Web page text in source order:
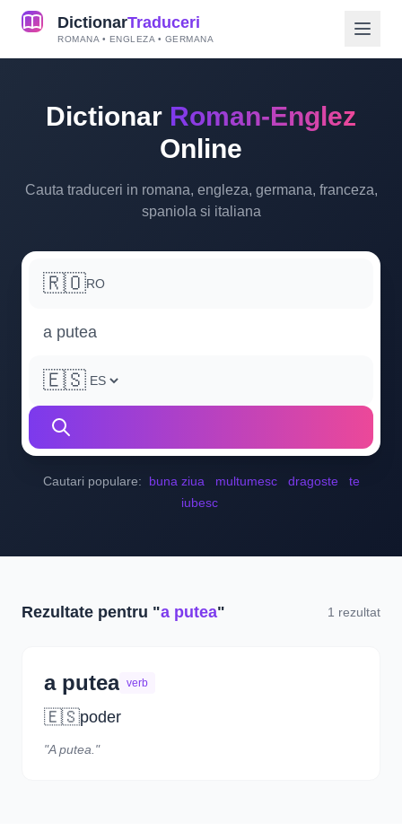
DictionarTraduceri
ROMANA • ENGLEZA • GERMANA
Dictionar Roman-Englez
Online
Cauta traduceri in romana, engleza, germana, franceza,
spaniola si italiana
🇷🇴RO
🇪🇸
Cautari populare: buna ziua multumesc dragoste
te
iubesc
Rezultate pentru "a putea" 1 rezultat
a putea verb
🇪🇸poder
"A putea."